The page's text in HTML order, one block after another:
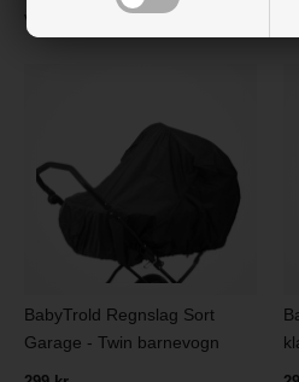
Varenr.:
BabyTrold Regnslag Sort
Garage - Twin barnevogn